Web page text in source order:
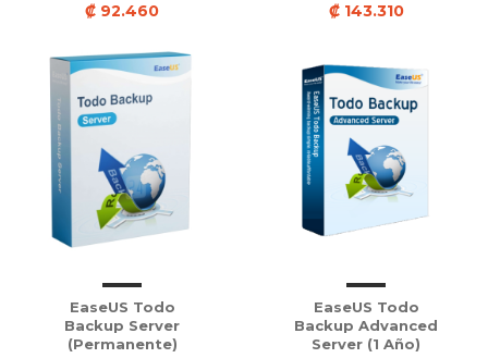
₡ 92.460 ₡ 143.310
EaseUS Todo
Backup Server
(Permanente)
EaseUS Todo
Backup Advanced
Server (1 Año)